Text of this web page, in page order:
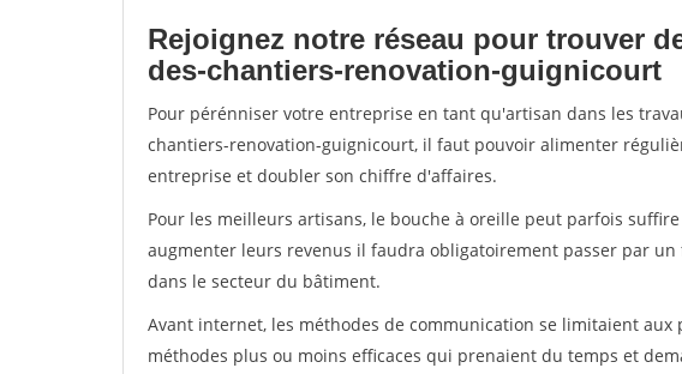
Rejoignez notre réseau pour trouver
des-chantiers-renovation-guignicourt
Pour pérénniser votre entreprise en tant qu'artisan dans les
chantiers-renovation-guignicourt, il faut pouvoir alimenter
entreprise et doubler son chiffre d'affaires.
Pour les meilleurs artisans, le bouche à oreille peut parfois
augmenter leurs revenus il faudra obligatoirement passer par
dans le secteur du bâtiment.
Avant internet, les méthodes de communication se limitaient aux
méthodes plus ou moins efficaces qui prenaient du temps et